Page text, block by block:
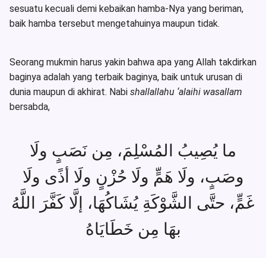
sesuatu kecuali demi kebaikan hamba-Nya yang beriman,
baik hamba tersebut mengetahuinya maupun tidak.
Seorang mukmin harus yakin bahwa apa yang Allah takdirkan
baginya adalah yang terbaik baginya, baik untuk urusan di
dunia maupun di akhirat. Nabi shallallahu ‘alaihi wasallam
bersabda,
ما يُصِيبُ المُسْلِمَ، مِن نَصَبٍ ولَا
وصَبٍ، ولَا هَمٍّ ولَا حُزْنٍ ولَا أذًى ولَا
غَمٍّ، حتَّى الشَّوْكَةِ يُشَاكُهَا، إلَّا كَفَّرَ اللَّهُ
بهَا مِن خَطَايَاهُ